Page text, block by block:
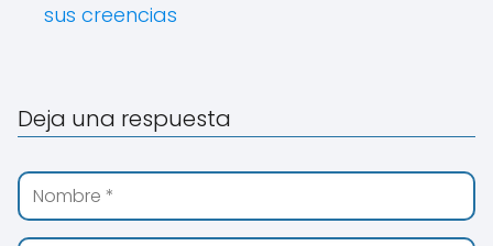
sus creencias
Deja una respuesta